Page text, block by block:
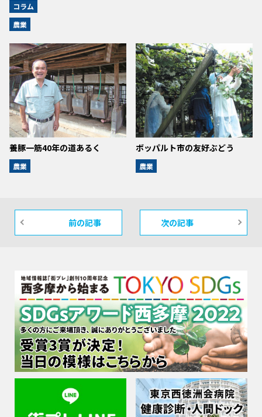
コラム
農業
養豚一筋40年の道あるく
農業
ボッパルト市の友好ぶどう
農業
前の記事 次の記事